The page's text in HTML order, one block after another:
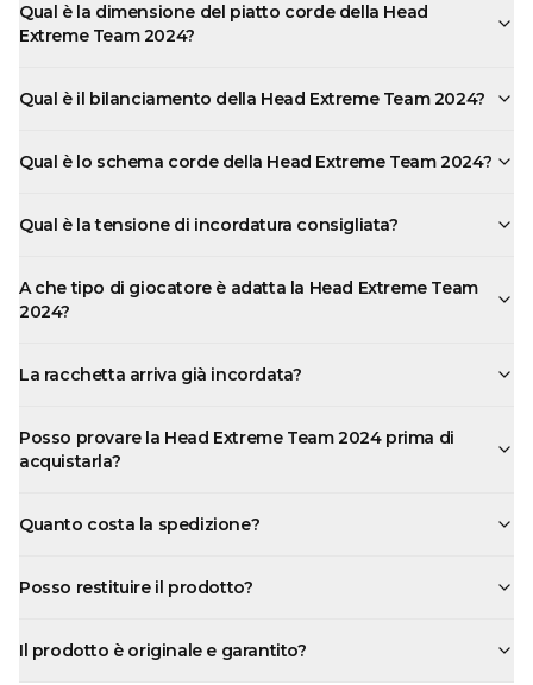
Qual è la dimensione del piatto corde della Head
Extreme Team 2024?
Qual è il bilanciamento della Head Extreme Team 2024?
Qual è lo schema corde della Head Extreme Team 2024?
Qual è la tensione di incordatura consigliata?
A che tipo di giocatore è adatta la Head Extreme Team
2024?
La racchetta arriva già incordata?
Posso provare la Head Extreme Team 2024 prima di
acquistarla?
Quanto costa la spedizione?
Posso restituire il prodotto?
Il prodotto è originale e garantito?